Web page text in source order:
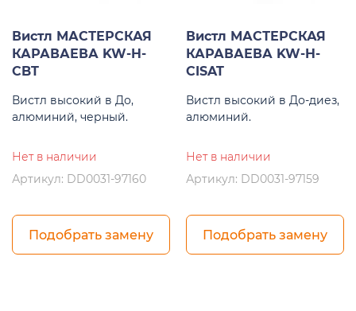
Вистл МАСТЕРСКАЯ
КАРАВАЕВА KW-H-
CBT
Вистл высокий в До,
алюминий, черный.
Нет в наличии
Артикул: DD0031-97160
Подобрать замену
Вистл МАСТЕРСКАЯ
КАРАВАЕВА KW-H-
CISAT
Вистл высокий в До-диез,
алюминий.
Нет в наличии
Артикул: DD0031-97159
Подобрать замену